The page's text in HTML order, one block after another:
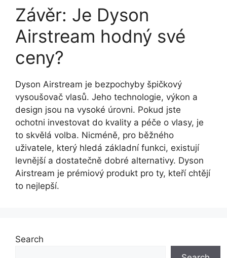
Závěr: Je Dyson
Airstream hodný své
ceny?
Dyson Airstream je bezpochyby špičkový
vysoušovač vlasů. Jeho technologie, výkon a
design jsou na vysoké úrovni. Pokud jste
ochotni investovat do kvality a péče o vlasy, je
to skvělá volba. Nicméně, pro běžného
uživatele, který hledá základní funkci, existují
levnější a dostatečně dobré alternativy. Dyson
Airstream je prémiový produkt pro ty, kteří chtějí
to nejlepší.
Search